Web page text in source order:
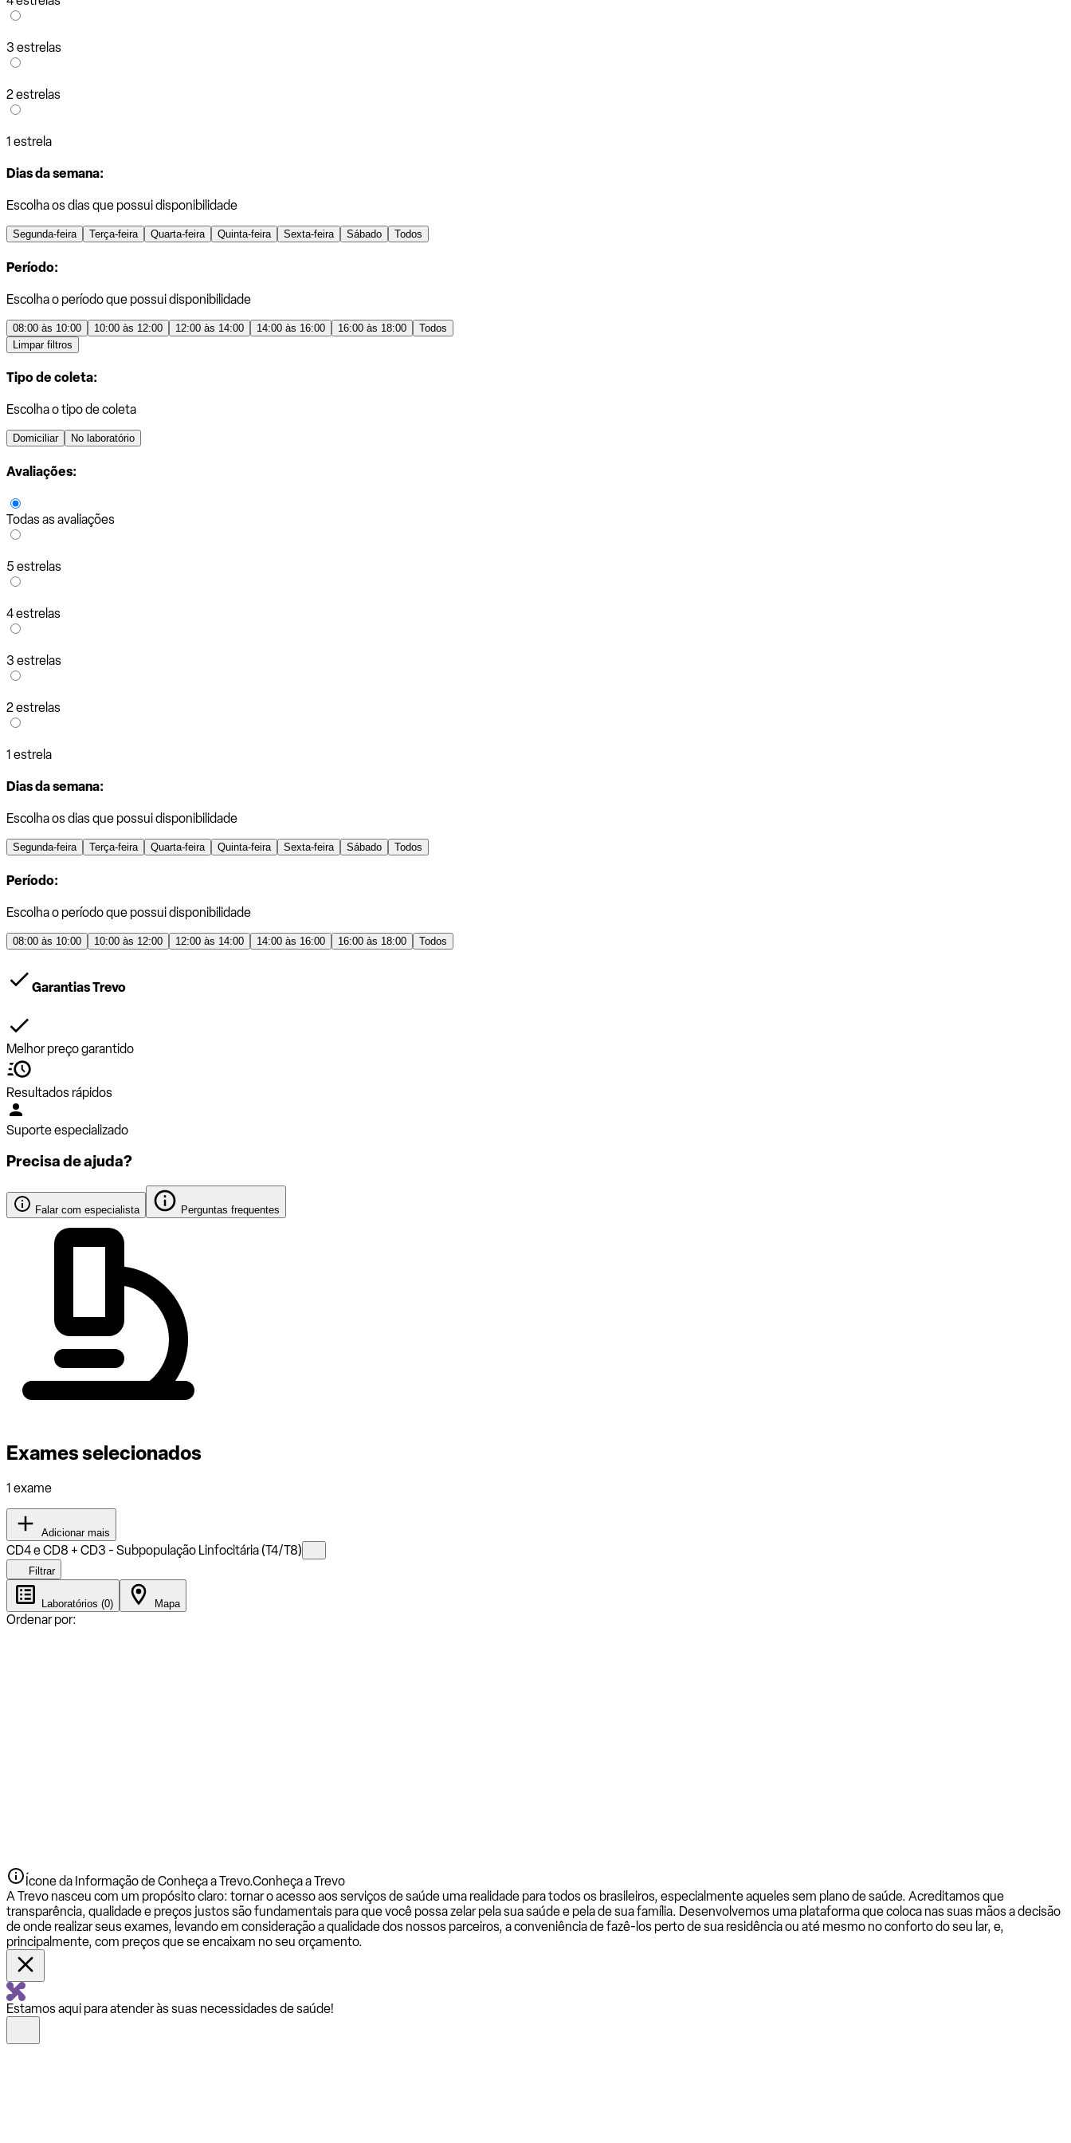
3 estrelas
2 estrelas
1 estrela
Dias da semana:
Escolha os dias que possui disponibilidade
Segunda-feira Terça-feira Quarta-feira Quinta-feira Sexta-feira Sábado Todos
Período:
Escolha o período que possui disponibilidade
08:00 às 10:00 10:00 às 12:00 12:00 às 14:00 14:00 às 16:00 16:00 às 18:00
Todos
Limpar filtros
Tipo de coleta:
Escolha o tipo de coleta
Domiciliar No laboratório
Avaliações:
Todas as avaliações
5 estrelas
4 estrelas
3 estrelas
2 estrelas
1 estrela
Dias da semana:
Escolha os dias que possui disponibilidade
Segunda-feira Terça-feira Quarta-feira Quinta-feira Sexta-feira Sábado Todos
Período:
Escolha o período que possui disponibilidade
08:00 às 10:00 10:00 às 12:00 12:00 às 14:00 14:00 às 16:00 16:00 às 18:00 Todos
Garantias Trevo
Melhor preço garantido
Resultados rápidos
Suporte especializado
Precisa de ajuda?
Falar com especialista Perguntas frequentes
Exames selecionados
1 exame
Adicionar mais
CD4 e CD8 + CD3 - Subpopulação Linfocitária (T4/T8)
Filtrar
Laboratórios (0) Mapa
Ordenar por:
Ícone da Informação de Conheça a Trevo.Conheça a Trevo
A Trevo nasceu com um propósito claro: tornar o acesso aos serviços de saúde uma realidade para todos os brasileiros, especialmente aqueles sem plano de saúde. Acreditamos que
transparência, qualidade e preços justos são fundamentais para que você possa zelar pela sua saúde e pela de sua família. Desenvolvemos uma plataforma que coloca nas suas mãos a decisão
de onde realizar seus exames, levando em consideração a qualidade dos nossos parceiros, a conveniência de fazê-los perto de sua residência ou até mesmo no conforto do seu lar, e,
principalmente, com preços que se encaixam no seu orçamento.
Estamos aqui para atender às suas necessidades de saúde!